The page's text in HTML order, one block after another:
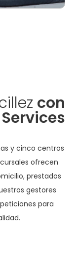
con
y cinco centros
ofrecen
prestados
gestores
para